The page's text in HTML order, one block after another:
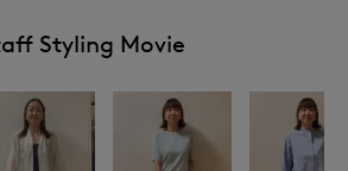
Styling Movie